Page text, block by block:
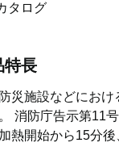
タログ
特長
災施設などにお
消防庁告示第11
熱開始から15分